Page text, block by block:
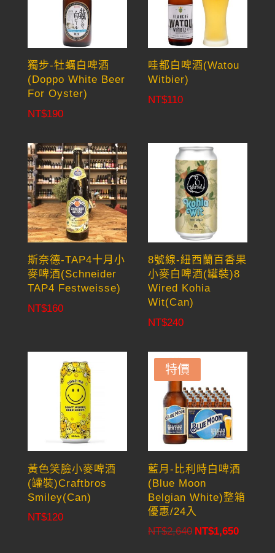
獨步-牡蠣白啤酒
(Doppo White Beer
For Oyster)
NT$190
哇都白啤酒(Watou
Witbier)
NT$110
斯奈德-TAP4十月小
麥啤酒(Schneider
TAP4 Festweisse)
NT$160
8號線-紐西蘭百香果
小麥白啤酒(罐裝)8
Wired Kohia
Wit(Can)
NT$240
黃色笑臉小麥啤酒
(罐裝)Craftbros
Smiley(Can)
NT$120
特價
藍月-比利時白啤酒
(Blue Moon
Belgian White)整箱
優惠/24入
NT$2,640 Original
NT$1,650Current